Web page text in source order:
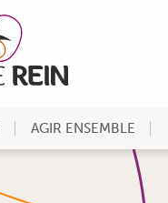
AGIR ENSEMBLE